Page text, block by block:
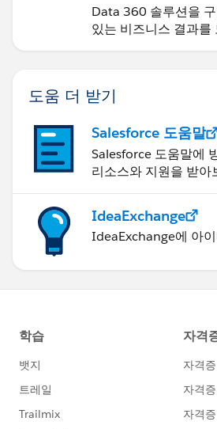
Data 360 솔루션을
있는 비즈니스 결과를
도움 더 받기
Salesforce 도움말
Salesforce 도움말에
리소스와 지원을 받아
IdeaExchange
IdeaExchange에 아